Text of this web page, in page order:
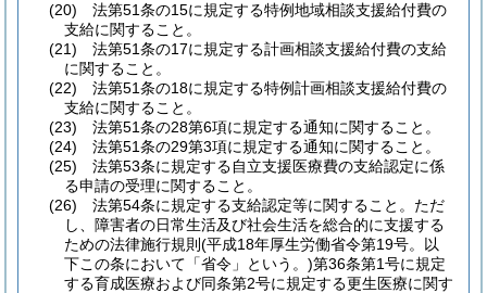
(20)
法第51条の15に規定する特例地域相談支援給付費の
支給に関すること。
(21)
法第51条の17に規定する計画相談支援給付費の支給
に関すること。
(22)
法第51条の18に規定する特例計画相談支援給付費の
支給に関すること。
(23)
法第51条の28第6項に規定する通知に関すること。
(24)
法第51条の29第3項に規定する通知に関すること。
(25)
法第53条に規定する自立支援医療費の支給認定に係
る申請の受理に関すること。
(26)
法第54条に規定する支給認定等に関すること。 ただ
し、障害者の日常生活及び社会生活を総合的に支援する
ための法律施行規則 (平成18年厚生労働省令第19号。以
下この条において「省令」という。)第36条第1号に規定
する育成医療および同条第2号に規定する更生医療に関す